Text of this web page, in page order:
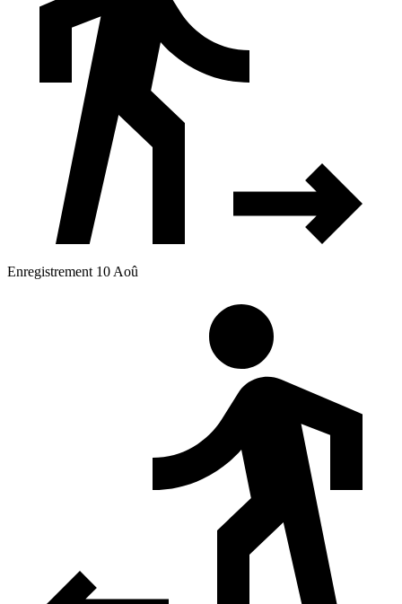
Enregistrement 10 Aoû